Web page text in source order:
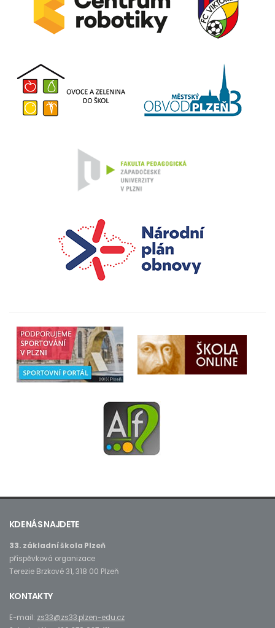
KDE NÁS NAJDETE
33. základní škola Plzeň
příspěvková organizace
Terezie Brzkové 31, 318 00 Plzeň
KONTAKTY
E-mail: zs33@zs33.plzen-edu.cz